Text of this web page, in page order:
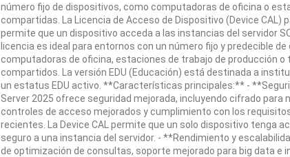
número fijo de dispositivos, como computadoras de oficina o
compartidas. La Licencia de Acceso de Dispositivo (Device CAL)
permite que un dispositivo acceda a las instancias del servidor
licencia es ideal para entornos con un número fijo y predecible
computadoras de oficina, estaciones de trabajo de producción o
compartidos. La versión EDU (Educación) está destinada a
un estatus EDU activo. **Características principales:** -
Server 2025 ofrece seguridad mejorada, incluyendo cifrado para
controles de acceso mejorados y cumplimiento con los
recientes. La Device CAL permite que un solo dispositivo tenga
seguro a una instancia del servidor. - **Rendimiento y
de optimización de consultas, soporte mejorado para big data e